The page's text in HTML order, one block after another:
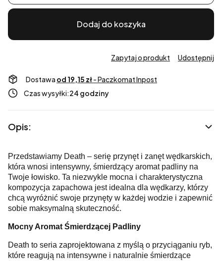
Dodaj do koszyka
Zapytaj o produkt Udostępnij
Dostawa od 19,15 zł- Paczkomat Inpost
Czas wysyłki:24 godziny
Opis:
Przedstawiamy Death – serię przynęt i zanęt wędkarskich,
która wnosi intensywny, śmierdzący aromat padliny na
Twoje łowisko. Ta niezwykle mocna i charakterystyczna
kompozycja zapachowa jest idealna dla wędkarzy, którzy
chcą wyróżnić swoje przynęty w każdej wodzie i zapewnić
sobie maksymalną skuteczność.
Mocny Aromat Śmierdzącej Padliny
Death to seria zaprojektowana z myślą o przyciąganiu ryb,
które reagują na intensywne i naturalnie śmierdzące